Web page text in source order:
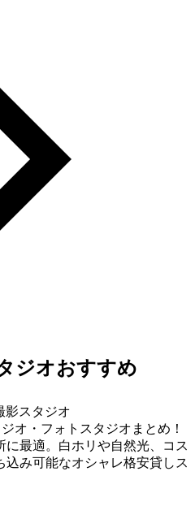
ジオおすすめ
影スタジオ
オ・フォトスタジオまとめ！
最適。白ホリや自然光、コス
み可能なオシャレ格安貸しス